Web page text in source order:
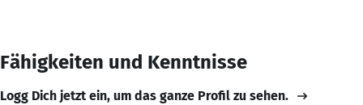
Fähigkeiten und Kenntnisse
Logg Dich jetzt ein, um das ganze Profil zu sehen.